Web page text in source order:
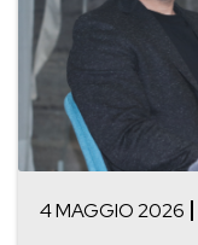
4 MAGGIO 2026